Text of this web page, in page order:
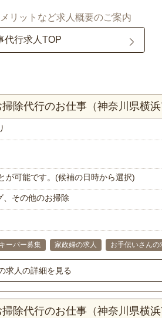
リットなど求人概要のご案内
代行求人TOP
除代行のお仕事（神奈川県横浜
が可能です。(候補の日時から選択)
、その他のお掃除
ーパー募集 家政婦の求人 お手伝いさんの
求人の詳細を見る
除代行のお仕事（神奈川県横浜